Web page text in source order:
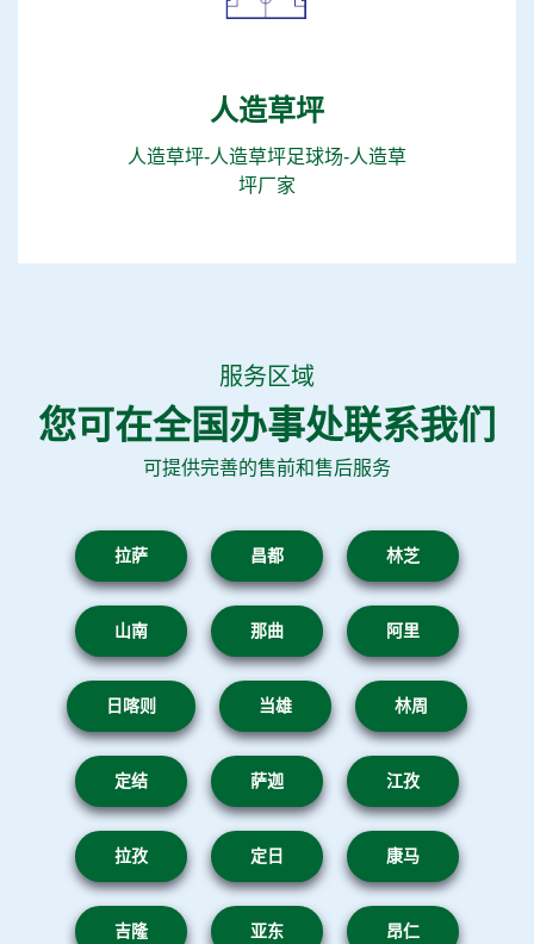
人造草坪
人造草坪-人造草坪足球场-人造草
坪厂家
服务区域
您可在全国办事处联系我们
可提供完善的售前和售后服务
拉萨 昌都 林芝
山南 那曲 阿里
日喀则 当雄 林周
定结 萨迦 江孜
拉孜 定日 康马
吉隆 亚东 昂仁